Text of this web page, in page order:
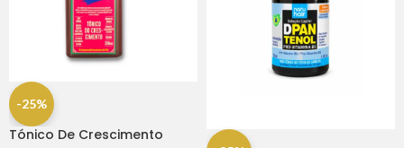
-25%
Tónico De Crescimento